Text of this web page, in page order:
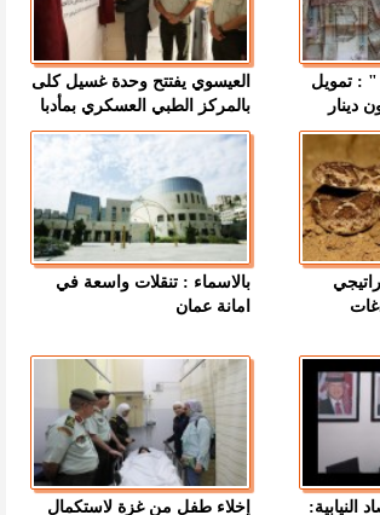
" : تمويل
العيسوي يفتتح وحدة غسيل كلى
بالمركز الطبي العسكري بمأدبا
بالاسماء : تنقلات واسعة في
امانة عمان
النيابية:
إخلاء طفل من غزة لاستكمال